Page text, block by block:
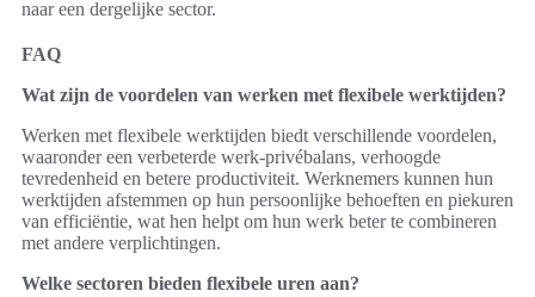
naar een dergelijke sector.
FAQ
Wat zijn de voordelen van werken met flexibele werktijden?
Werken met flexibele werktijden biedt verschillende voordelen,
waaronder een verbeterde werk-privébalans, verhoogde
tevredenheid en betere productiviteit. Werknemers kunnen hun
werktijden afstemmen op hun persoonlijke behoeften en piekuren
van efficiëntie, wat hen helpt om hun werk beter te combineren
met andere verplichtingen.
Welke sectoren bieden flexibele uren aan?